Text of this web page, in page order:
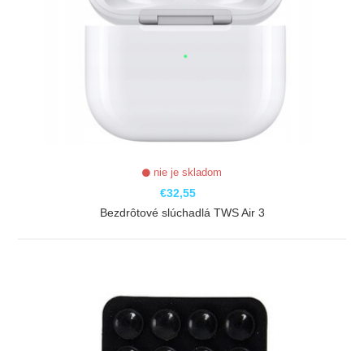
nie je skladom
€32,55
Bezdrôtové slúchadlá TWS Air 3